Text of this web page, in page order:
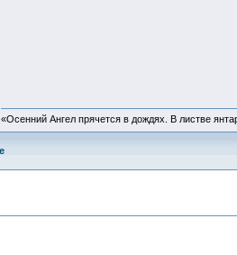
«Осенний Ангел прячется в дождях. В листве